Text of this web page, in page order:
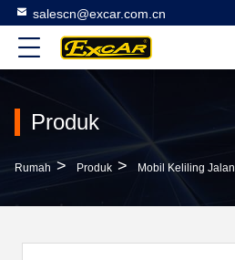
salescn@excar.com.cn
Produk
Rumah > Produk > Mobil Keliling Jalan